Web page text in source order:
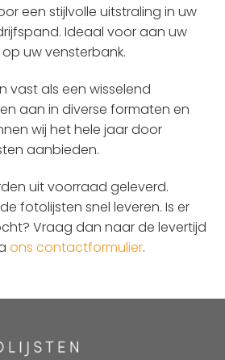
een stijlvolle uitstraling in uw
Ideaal voor aan uw
uw vensterbank.
vast als een wisselend
aan in diverse formaten en
wij het hele jaar door
aanbieden.
uit voorraad geleverd.
fotolijsten snel leveren. Is er
Vraag dan naar de levertijd
ons contactformulier.